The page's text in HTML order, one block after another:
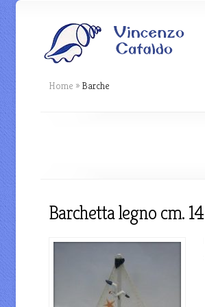
Home » Barche
Barchetta legno cm. 14